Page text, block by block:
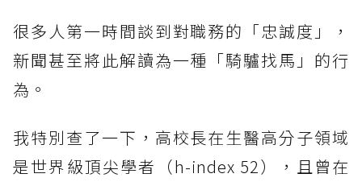
很多人第一時間談到對職務的「忠誠度」，
新聞甚至將此解讀為一種「騎驢找馬」的行
為。
我特別查了一下，高校長在生醫高分子領域
是世界級頂尖學者（h-index 52），且曾在